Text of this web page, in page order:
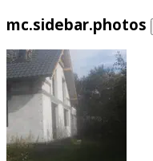
mc.sidebar.photos